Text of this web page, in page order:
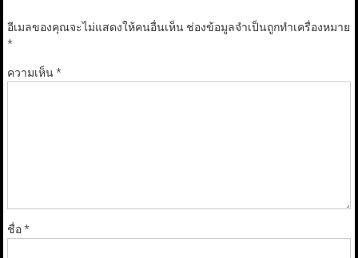
อีเมลของคุณจะไม่แสดงให้คนอื่นเห็น ช่องข้อมูลจำเป็นถูกทำเครื่องหมาย
*
ความเห็น*
ชื่อ*